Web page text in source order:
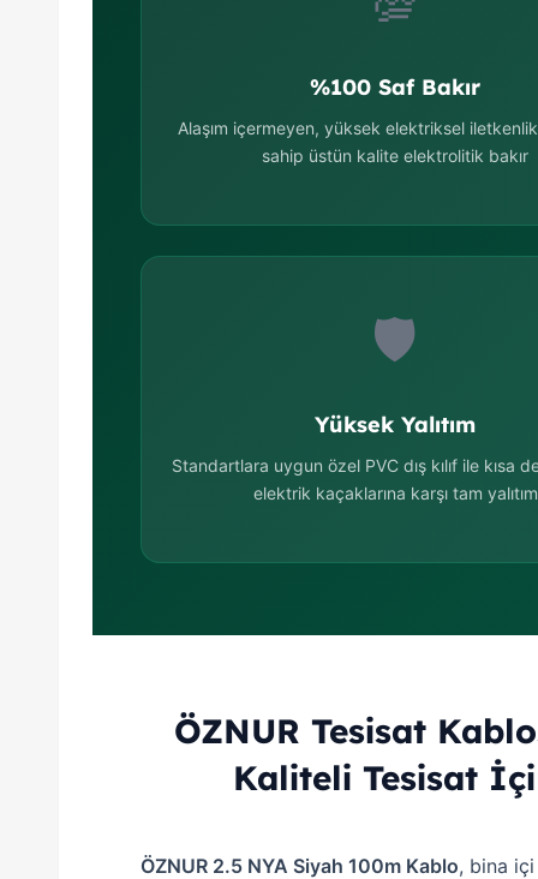
%100 Saf Bakır
Alaşım içermeyen, yüksek elektriksel
sahip üstün kalite elektrolitik bakır
🛡️
Yüksek Yalıtım
Standartlara uygun özel PVC dış kılıf ile kısa
elektrik kaçaklarına karşı tam yalıtım
ÖZNUR Tesisat
Kaliteli Tesisat
ÖZNUR 2.5 NYA Siyah 100m Kablo, bina içi